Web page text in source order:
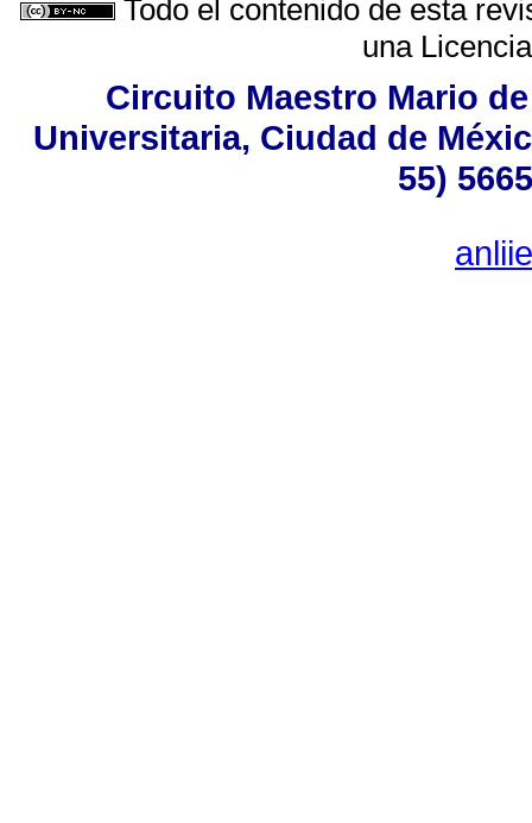
Todo el contenido de esta
una
Circuito Maestro Mario
Universitaria, Ciudad de
55)